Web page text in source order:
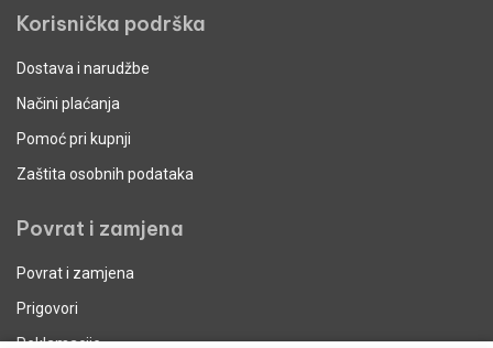
Korisnička podrška
Dostava i narudžbe
Načini plaćanja
Pomoć pri kupnji
Zaštita osobnih podataka
Povrat i zamjena
Povrat i zamjena
Prigovori
Reklamacije